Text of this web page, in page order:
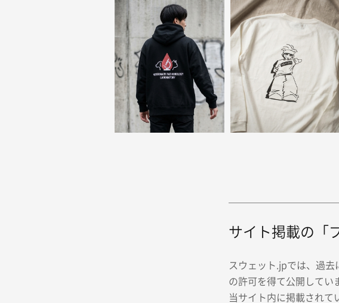
サイト掲載の「
スウェット.jpでは、過
の許可を得て公開してい
当サイト内に掲載されて